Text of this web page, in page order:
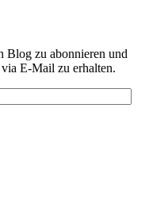
Blog zu abonnieren und
E-Mail zu erhalten.